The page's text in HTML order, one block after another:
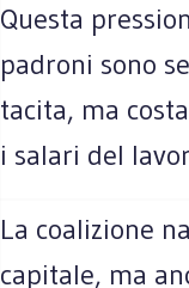
Questa
padroni sono
tacita, ma
i salari del
La coalizione
capitale, ma